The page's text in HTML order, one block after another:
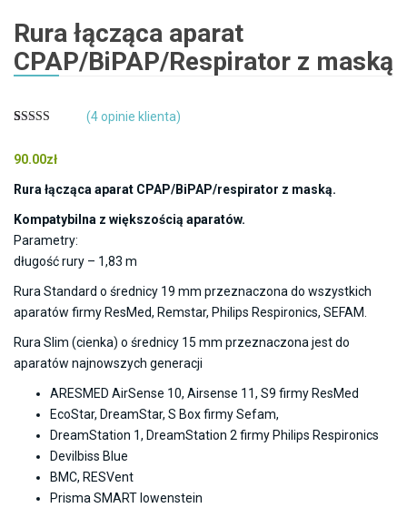
Rura łącząca aparat
CPAP/BiPAP/Respirator z maską
podstawie
klientów
(4opinie klienta)
90.00zł
Rura łącząca aparat CPAP/BiPAP/respirator z maską.
Kompatybilna z większością aparatów.
Parametry:
długość rury – 1,83 m
Rura Standard o średnicy 19 mm przeznaczona do wszystkich
aparatów firmy ResMed, Remstar, Philips Respironics, SEFAM.
Rura Slim (cienka) o średnicy 15 mm przeznaczona jest do
aparatów najnowszych generacji
ARESMED AirSense 10, Airsense 11, S9 firmy ResMed
EcoStar, DreamStar, S Box firmy Sefam,
DreamStation 1, DreamStation 2 firmy Philips Respironics
Devilbiss Blue
BMC, RESVent
Prisma SMART lowenstein